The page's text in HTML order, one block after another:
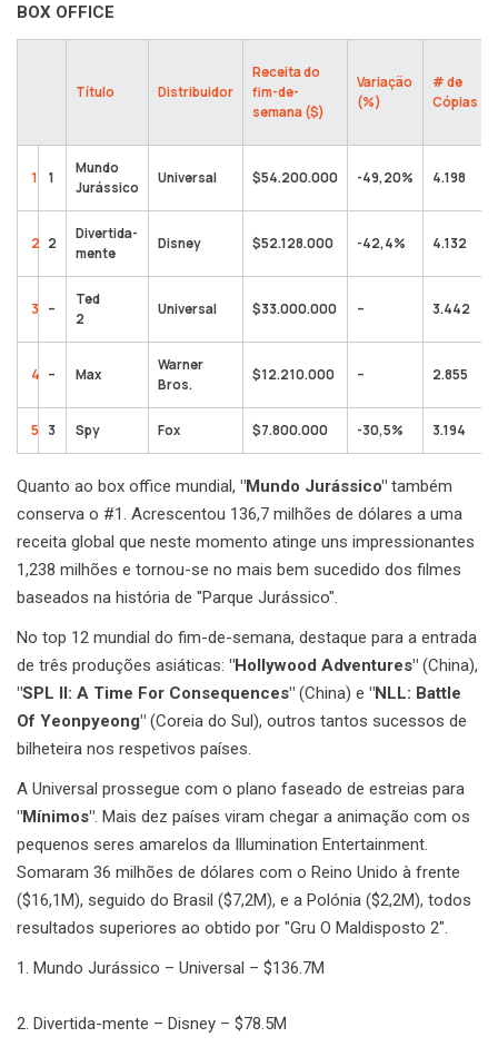
BOX OFFICE
Título Distribuidor
Receita do
fim-de-
semana ($)
Variação
(%)
# de
Cópias
1 1
Mundo
Jurássico
Universal $54.200.000 -49,20% 4.198
2 2
Divertida-
mente
Disney $52.128.000 -42,4% 4.132
3 –
Ted
2
Universal $33.000.000 – 3.442
4 – Max
Warner
Bros.
$12.210.000 – 2.855
5 3 Spy Fox $7.800.000 -30,5% 3.194
Quanto ao box office mundial, "Mundo Jurássico" também
conserva o #1. Acrescentou 136,7 milhões de dólares a uma
receita global que neste momento atinge uns impressionantes
1,238 milhões e tornou-se no mais bem sucedido dos filmes
baseados na história de "Parque Jurássico".
No top 12 mundial do fim-de-semana, destaque para a entrada
de três produções asiáticas: "Hollywood Adventures" (China),
"SPL II: A Time For Consequences" (China) e "NLL: Battle
Of Yeonpyeong" (Coreia do Sul), outros tantos sucessos de
bilheteira nos respetivos países.
A Universal prossegue com o plano faseado de estreias para
"Mínimos". Mais dez países viram chegar a animação com os
pequenos seres amarelos da Illumination Entertainment.
Somaram 36 milhões de dólares com o Reino Unido à frente
($16,1M), seguido do Brasil ($7,2M), e a Polónia ($2,2M), todos
resultados superiores ao obtido por "Gru O Maldisposto 2".
1. Mundo Jurássico – Universal – $136.7M
2. Divertida-mente – Disney – $78.5M